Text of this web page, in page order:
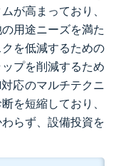
が高まっており、
用途ニーズを満た
を低減するための
プを削減するため
応のマルチテクニ
を短縮しており、
らず、設備投資を